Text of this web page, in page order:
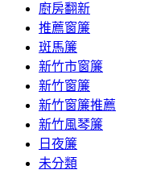
廚房翻新
推薦窗簾
斑馬簾
新竹市窗簾
新竹窗簾
新竹窗簾推薦
新竹風琴簾
日夜簾
未分類